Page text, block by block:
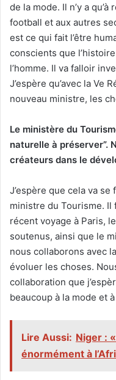
de la mode. Il n’y a
football et aux autres
est ce qui fait l’être
conscients que
l’homme. Il va falloir
J’espère qu’avec la Ve
nouveau ministre, les
Le ministère du
naturelle à préserver”.
créateurs dans le
J’espère que cela va
ministre du Tourisme. Il
récent voyage à Paris,
soutenus, ainsi que le
nous collaborons avec
évoluer les choses.
collaboration que
beaucoup à la mode et
Lire Aussi: Niger :
énormément à